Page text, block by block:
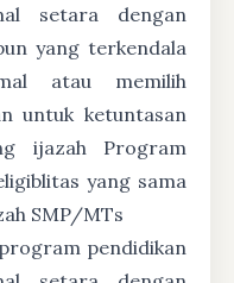
setara dengan
yang terkendala
atau memilih
untuk ketuntasan
ijazah Program
yang sama
SMP/MTs
pendidikan